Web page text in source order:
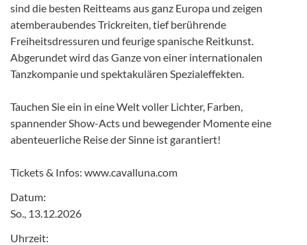
sind die besten Reitteams aus ganz Europa und zeigen
atemberaubendes Trickreiten, tief berührende
Freiheitsdressuren und feurige spanische Reitkunst.
Abgerundet wird das Ganze von einer internationalen
Tanzkompanie und spektakulären Spezialeffekten.
Tauchen Sie ein in eine Welt voller Lichter, Farben,
spannender Show-Acts und bewegender Momente eine
abenteuerliche Reise der Sinne ist garantiert!
Tickets & Infos: www.cavalluna.com
Datum:
So., 13.12.2026
Uhrzeit: